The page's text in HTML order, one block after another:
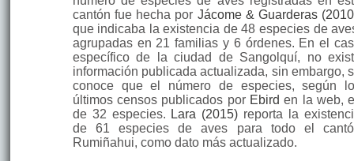
cantón fue hecha por Jácome & Guarderas
que indicaba la existencia de 48 especies de
agrupadas en 21 familias y 6 órdenes. En el
específico de la ciudad de Sangolquí, no
información publicada actualizada, sin embargo,
conoce que el número de especies, según
últimos censos publicados por Ebird en la web,
de 32 especies. Lara (2015) reporta la
de 61 especies de aves para todo el
Rumiñahui, como dato más actualizado.